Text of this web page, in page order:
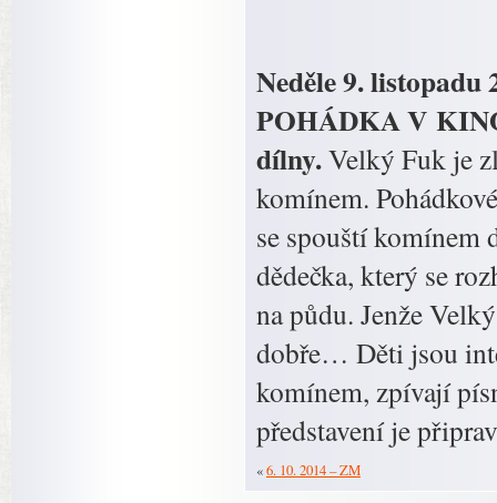
Neděle 9.
POHÁDKA V
dílny.Velký Fuk je
komínem.
se spouští komínem
dědečka, který se
na půdu. Jenže
dobře… Děti jsou
komínem, zpívají
představení je
«6. 10. 2014 – ZM